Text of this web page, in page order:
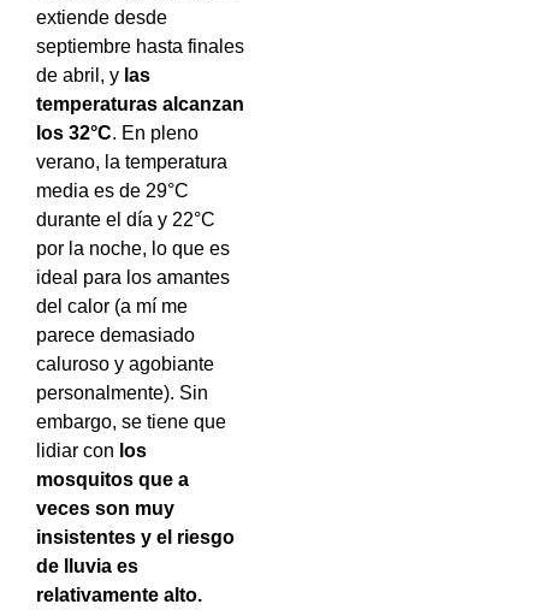
extiende desde
septiembre hasta finales
de abril, y las
temperaturas alcanzan
los 32°C. En pleno
verano, la temperatura
media es de 29°C
durante el día y 22°C
por la noche, lo que es
ideal para los amantes
del calor (a mí me
parece demasiado
caluroso y agobiante
personalmente). Sin
embargo, se tiene que
lidiar con los
mosquitos que a
veces son muy
insistentes y el riesgo
de lluvia es
relativamente alto.